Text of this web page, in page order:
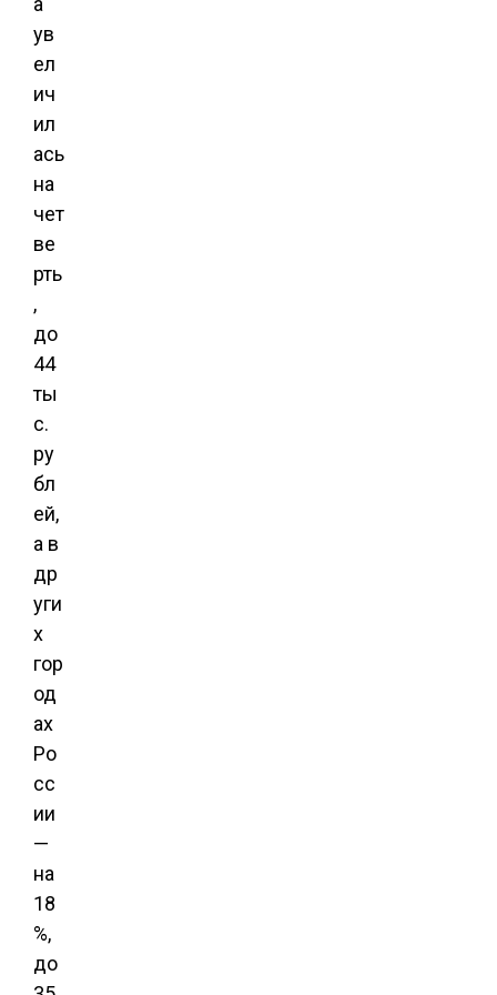
ув
ел
ич
ил
ась
на
чет
ве
рть
,
до
44
ты
с.
ру
бл
ей,
а в
др
уги
х
гор
од
ах
Ро
сс
ии
—
на
18
%,
до